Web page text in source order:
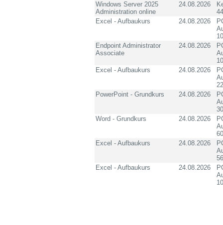
Windows Server 2025
Administration online
24.08.2026
Excel - Aufbaukurs
24.08.2026
Endpoint Administrator
Associate
24.08.2026
Excel - Aufbaukurs
24.08.2026
PowerPoint - Grundkurs
24.08.2026
Word - Grundkurs
24.08.2026
Excel - Aufbaukurs
24.08.2026
Excel - Aufbaukurs
24.08.2026